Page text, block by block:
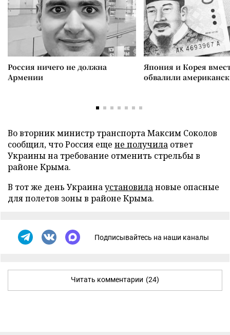
Россия ничего не должна
Армении
Япония и Корея
обвалили
Во вторник министр транспорта Максим Соколов
сообщил, что Россия еще не получила ответ
Украины на требование отменить стрельбы в
районе Крыма.
В тот же день Украинаустановилановые опасные
для полетов зоны в районе Крыма.
Подписывайтесь на наши каналы
Читать комментарии (24)